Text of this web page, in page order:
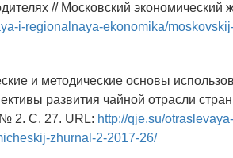
// Московский экономический
i-regionalnaya-ekonomika/
и методические основы
развития чайной отрасли
№ 2. С. 27. URL: http://qje.su/
zhurnal-2-2017-26/